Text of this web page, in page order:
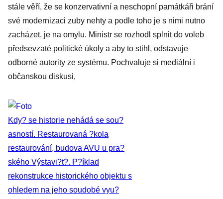
stále věří, že se konzervativní a neschopní památkáři brání
své modernizaci zuby nehty a podle toho je s nimi nutno
zacházet, je na omylu. Ministr se rozhodl splnit do voleb
předsevzaté politické úkoly a aby to stihl, odstavuje
odborné autority ze systému. Pochvaluje si mediální i
občanskou diskusi,
Kdy? se historie nehádá se sou?
asností. Restaurovaná ?kola
restaurování, budova AVU u pra?
ského Výstavi?t?. P?íklad
rekonstrukce historického objektu s
ohledem na jeho soudobé vyu?